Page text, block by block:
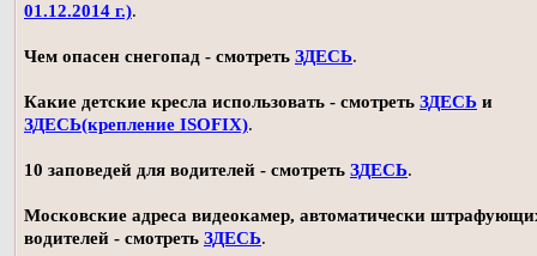
01.12.2014 г.).
Чем опасен снегопад - смотреть ЗДЕСЬ.
Какие детские кресла использовать - смотреть ЗДЕСЬ и
ЗДЕСЬ(крепление ISOFIX).
10 заповедей для водителей - смотреть ЗДЕСЬ.
Московские адреса видеокамер, автоматически
водителей - смотреть ЗДЕСЬ.